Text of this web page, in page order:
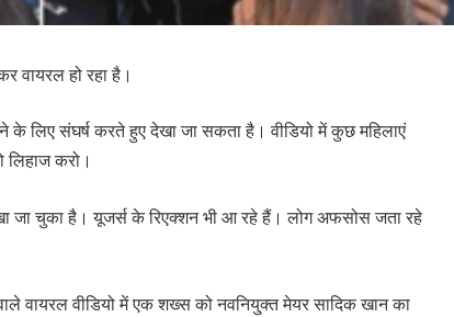
वायरल हो रहा है।
के लिए संघर्ष करते हुए देखा जा सकता है। वीडियो में कुछ महिलाएं
लिहाज करो।
देखा जा चुका है। यूजर्स के रिएक्शन भी आ रहे हैं। लोग अफसोस जता रहे
वायरल वीडियो में एक शख्स को नवनियु्क्त मेयर सादिक खान का